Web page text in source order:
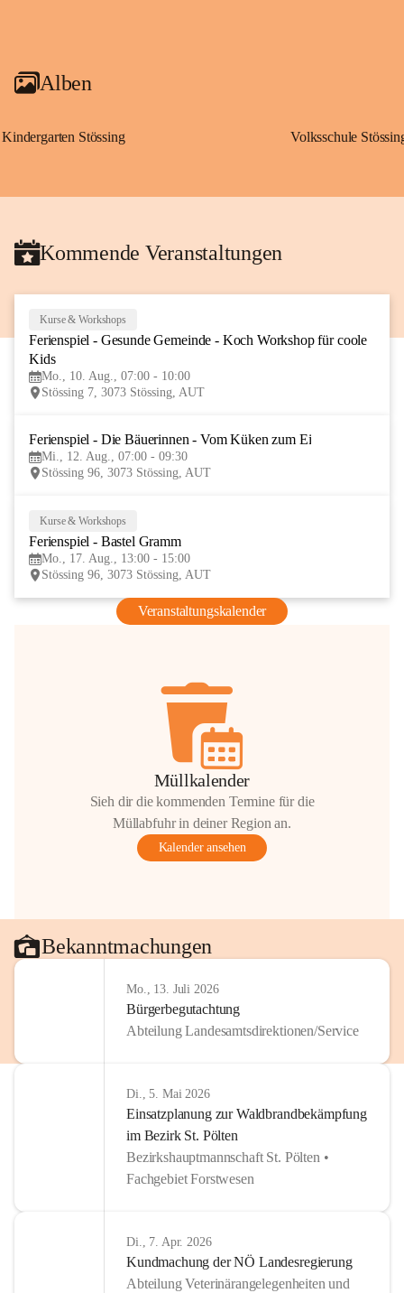
Alben
Kindergarten Stössing Volksschule
Kommende Veranstaltungen
AUG
Kurse & Workshops
Ferienspiel - Gesunde Gemeinde - Koch Workshop für coole
Kids
Mo., 10. Aug., 07:00 - 10:00
Stössing 7, 3073 Stössing, AUT
Ferienspiel - Die Bäuerinnen - Vom Küken zum Ei
Mi., 12. Aug., 07:00 - 09:30
Stössing 96, 3073 Stössing, AUT
Kurse & Workshops
Ferienspiel - Bastel Gramm
Mo., 17. Aug., 13:00 - 15:00
Stössing 96, 3073 Stössing, AUT
Veranstaltungskalender
Müllkalender
Sieh dir die kommenden Termine für die
Müllabfuhr in deiner Region an.
Kalender ansehen
Bekanntmachungen
Mo., 13. Juli 2026
Bürgerbegutachtung
Abteilung Landesamtsdirektionen/Service
Di., 5. Mai 2026
Einsatzplanung zur Waldbrandbekämpfung
im Bezirk St. Pölten
Bezirkshauptmannschaft St. Pölten •
Fachgebiet Forstwesen
Di., 7. Apr. 2026
Kundmachung der NÖ Landesregierung
Abteilung Veterinärangelegenheiten und